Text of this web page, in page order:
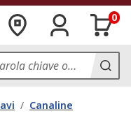
0
/ Canaline